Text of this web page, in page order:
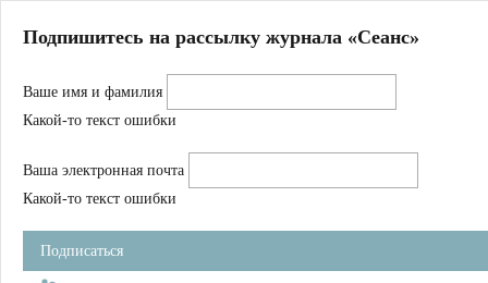
Магазин
Журнал
Школа
Устав
Фильмы
Имена
Тэги
Подпишитесь на рассылку журнала «Сеанс»
Ваше имя и фамилия
Какой-то текст ошибки
Ваша электронная почта
Какой-то текст ошибки
Подписаться